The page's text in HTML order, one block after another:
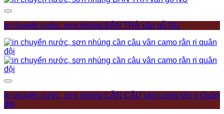
In chuyển nước, sơn nhúng BÀN TRÀ vân gỗ NU
In chuyển nước, sơn nhúng CẦN CÂU vân camo rằn ri Quân
đội